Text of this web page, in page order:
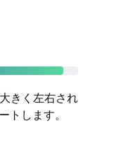
きく左右され
します。